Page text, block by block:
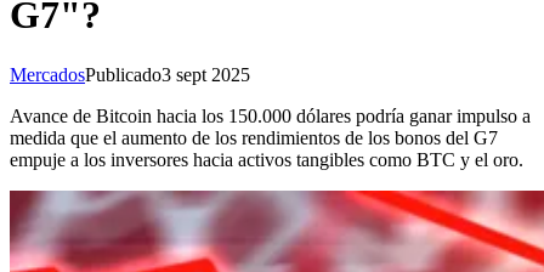
G7"?
MercadosPublicado3 sept 2025
Avance de Bitcoin hacia los 150.000 dólares podría ganar impulso a
medida que el aumento de los rendimientos de los bonos del G7
empuje a los inversores hacia activos tangibles como BTC y el oro.